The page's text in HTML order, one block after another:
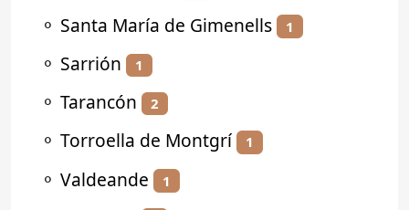
⚬ Santa María de Gimenells 1
⚬ Sarrión 1
⚬ Tarancón 2
⚬ Torroella de Montgrí 1
⚬ Valdeande 1